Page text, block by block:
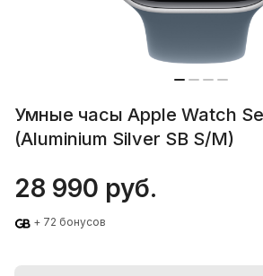
Умные часы Apple Watch
(Aluminium Silver SB S/M)
28 990 руб.
+ 72 бонусов